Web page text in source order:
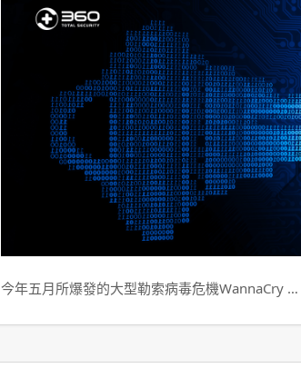
今年五月所爆發的大型勒索病毒危機WannaCry …